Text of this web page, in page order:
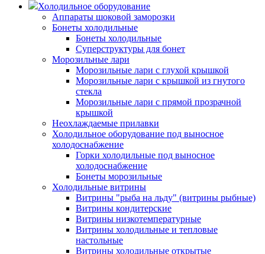
Холодильное оборудование
Аппараты шоковой заморозки
Бонеты холодильные
Бонеты холодильные
Суперструктуры для бонет
Морозильные лари
Морозильные лари с глухой крышкой
Морозильные лари с крышкой из гнутого
стекла
Морозильные лари с прямой прозрачной
крышкой
Неохлаждаемые прилавки
Холодильное оборудование под выносное
холодоснабжение
Горки холодильные под выносное
холодоснабжение
Бонеты морозильные
Холодильные витрины
Витрины "рыба на льду" (витрины рыбные)
Витрины кондитерские
Витрины низкотемпературные
Витрины холодильные и тепловые
настольные
Витрины холодильные открытые